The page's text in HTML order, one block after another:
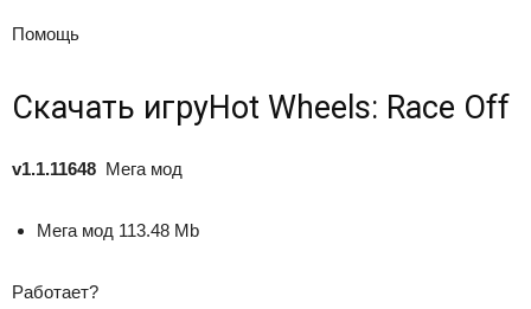
Помощь
Скачать игруHot Wheels: Race Off
v1.1.11648 Мега мод
Мега мод 113.48 Mb
Работает?